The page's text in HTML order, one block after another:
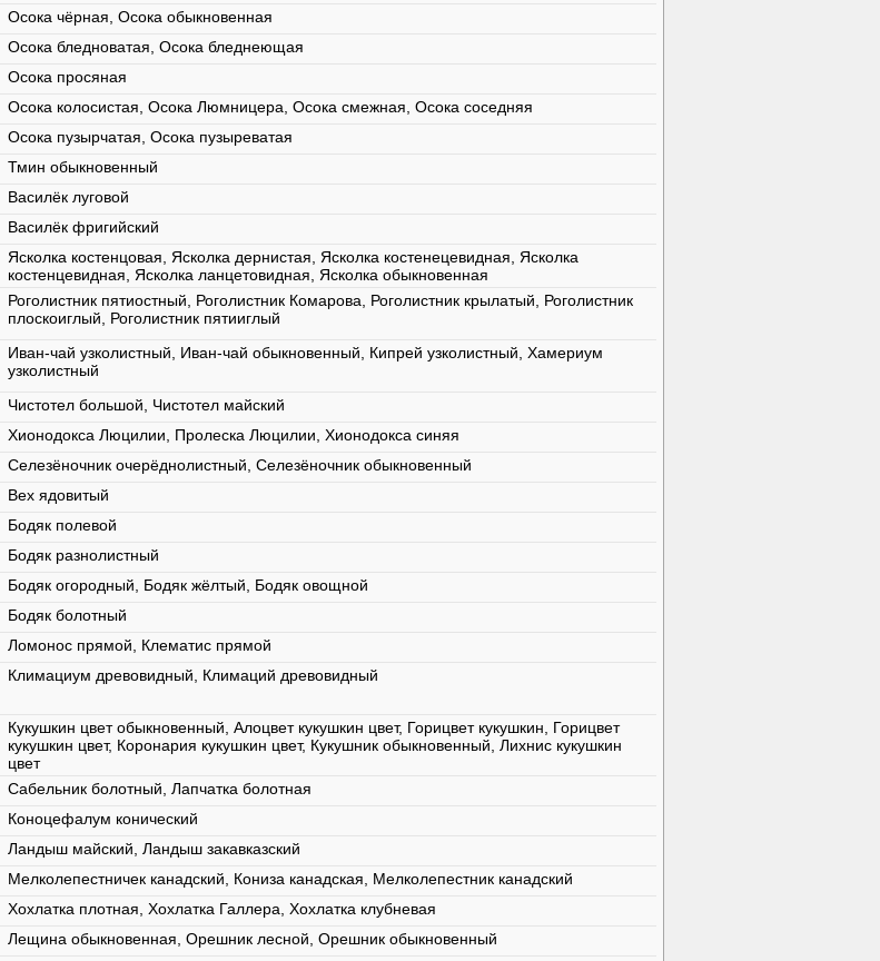
Осока чёрная, Осока обыкновенная
Осока бледноватая, Осока бледнеющая
Осока просяная
Осока колосистая, Осока Люмницера, Осока смежная, Осока соседняя
Осока пузырчатая, Осока пузыреватая
Тмин обыкновенный
Василёк луговой
Василёк фригийский
Ясколка костенцовая, Ясколка дернистая, Ясколка костенецевидная, Ясколка
костенцевидная, Ясколка ланцетовидная, Ясколка обыкновенная
Роголистник пятиостный, Роголистник Комарова, Роголистник крылатый, Роголистник
плоскоиглый, Роголистник пятииглый
Иван-чай узколистный, Иван-чай обыкновенный, Кипрей узколистный, Хамериум
узколистный
Чистотел большой, Чистотел майский
Хионодокса Люцилии, Пролеска Люцилии, Хионодокса синяя
Селезёночник очерёднолистный, Селезёночник обыкновенный
Вех ядовитый
Бодяк полевой
Бодяк разнолистный
Бодяк огородный, Бодяк жёлтый, Бодяк овощной
Бодяк болотный
Ломонос прямой, Клематис прямой
Климациум древовидный, Климаций древовидный
Кукушкин цвет обыкновенный, Алоцвет кукушкин цвет, Горицвет кукушкин, Горицвет
кукушкин цвет, Коронария кукушкин цвет, Кукушник обыкновенный, Лихнис кукушкин
цвет
Сабельник болотный, Лапчатка болотная
Коноцефалум конический
Ландыш майский, Ландыш закавказский
Мелколепестничек канадский, Кониза канадская, Мелколепестник канадский
Хохлатка плотная, Хохлатка Галлера, Хохлатка клубневая
Лещина обыкновенная, Орешник лесной, Орешник обыкновенный